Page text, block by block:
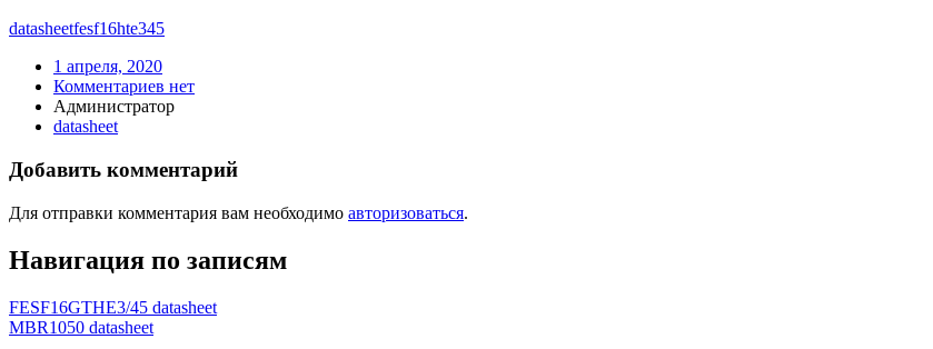
datasheetfesf16hte345
1 апреля, 2020
Комментариев нет
Администратор
datasheet
Добавить комментарий
Для отправки комментария вам необходимо авторизоваться.
Навигация по записям
FESF16GTHE3/45 datasheet
MBR1050 datasheet